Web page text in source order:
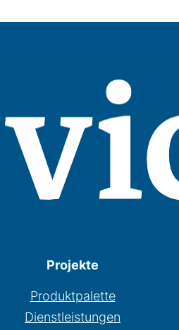
Projekte
Produktpalette
Dienstleistungen